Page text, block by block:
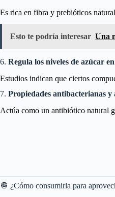
Es rica en fibra y prebióticos
Esto te podría interesar Una
6. Regula los niveles de azúcar
Estudios indican que ciertos
7. Propiedades antibacterianas y
Actúa como un antibiótico natural
🧅 ¿Cómo consumirla para